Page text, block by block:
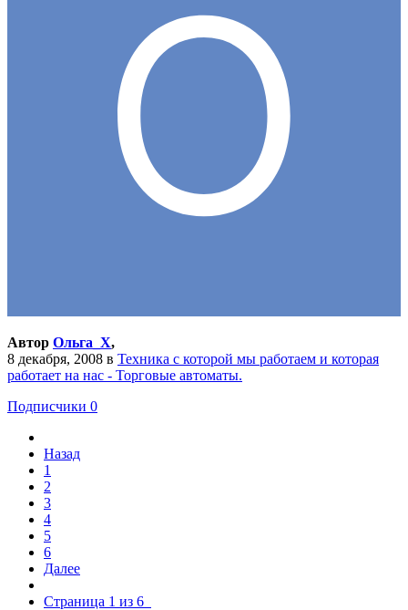
Автор Ольга_X,
8 декабря, 2008 в Техника с которой мы работаем и которая
работает на нас - Торговые автоматы.
Подписчики 0
Назад
1
2
3
4
5
6
Далее
Страница 1 из 6